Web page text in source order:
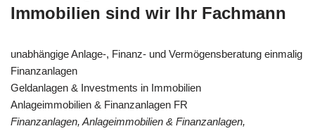
Immobilien sind wir Ihr Fachmann
unabhängige Anlage-, Finanz- und Vermögensberatung einmalig
Finanzanlagen
Geldanlagen & Investments in Immobilien
Anlageimmobilien & Finanzanlagen FR
Finanzanlagen, Anlageimmobilien & Finanzanlagen,